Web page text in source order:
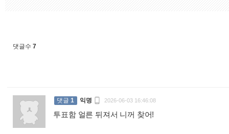
댓글수 7
댓글 1 익명  2026-06-03 16:46:08
투표함 얼른 뒤져서 니꺼 찾어!